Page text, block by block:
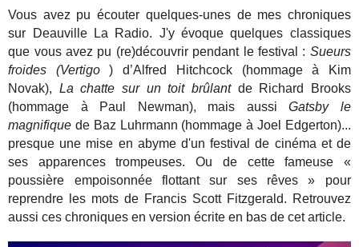
Vous avez pu écouter quelques-unes de mes chroniques
sur Deauville La Radio. J'y évoque quelques classiques
que vous avez pu (re)découvrir pendant le festival : Sueurs
froides (Vertigo) d’Alfred Hitchcock (hommage à Kim
Novak), La chatte sur un toit brûlantde Richard Brooks
(hommage à Paul Newman), mais aussiGatsby le
magnifique de Baz Luhrmann (hommage à Joel Edgerton)...
presque une mise en abyme d'un festival de cinéma et de
ses apparences trompeuses. Ou de cette fameuse «
poussière empoisonnée flottant sur ses rêves » pour
reprendre les mots de Francis Scott Fitzgerald. Retrouvez
aussi ces chroniques en version écrite en bas de cet article.